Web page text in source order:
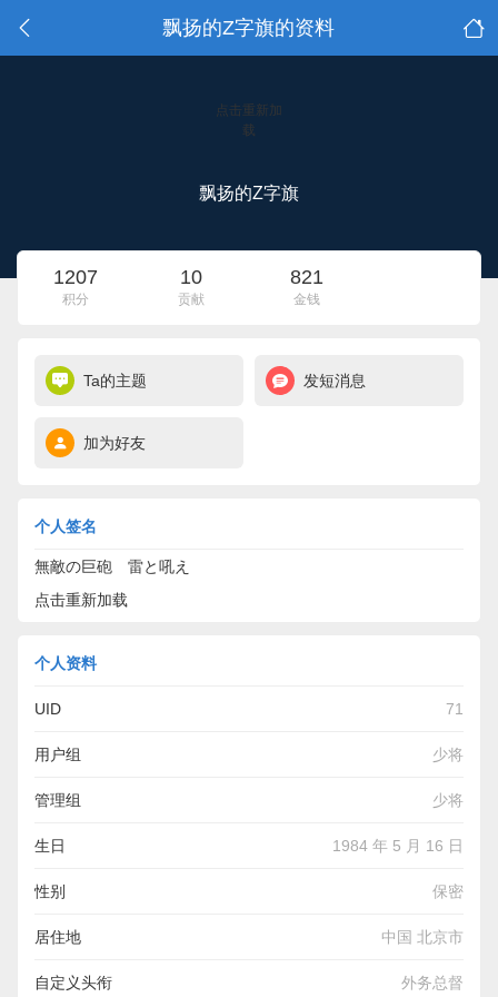
飘扬的Z字旗的资料
点击重新加
载
飘扬的Z字旗
1207
积分
10
贡献
821
金钱
Ta的主题 发短消息
加为好友
个人签名
無敵の巨砲 雷と吼え
点击重新加载
个人资料
UID 71
用户组 少将
管理组 少将
生日 1984 年 5 月 16 日
性别 保密
居住地 中国 北京市
自定义头衔 外务总督